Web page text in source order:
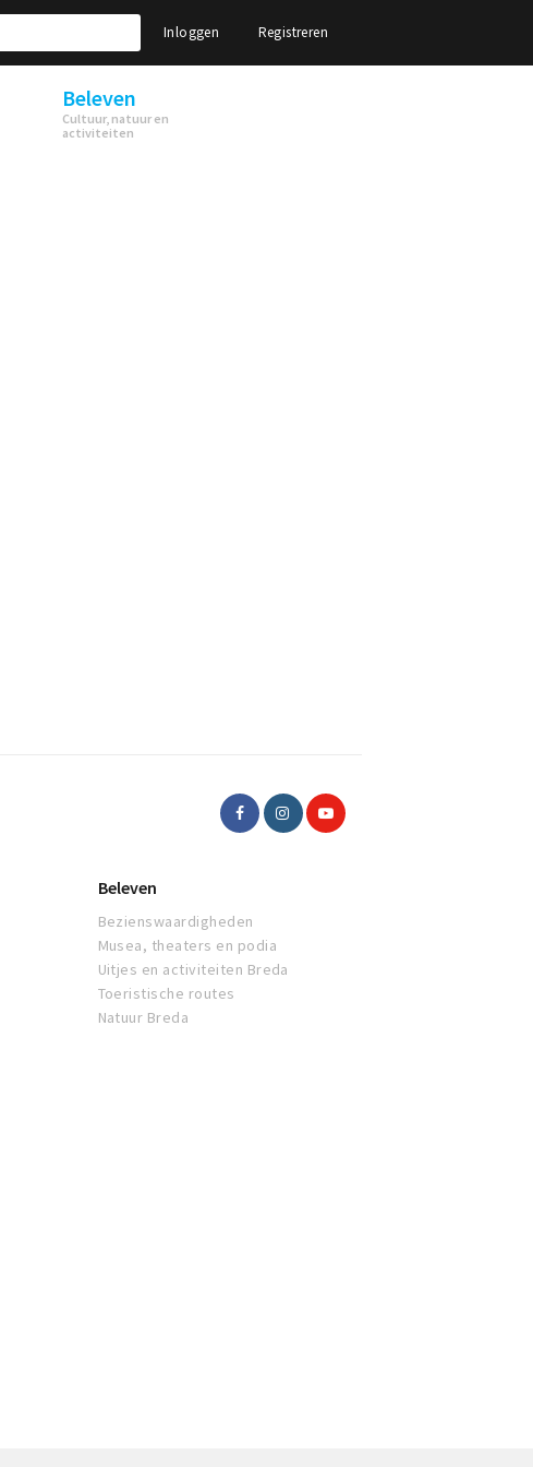
Inloggen Registreren
Beleven
Cultuur, natuur en
activiteiten
Beleven
Bezienswaardigheden
Musea, theaters en podia
Uitjes en activiteiten Breda
Toeristische routes
Natuur Breda